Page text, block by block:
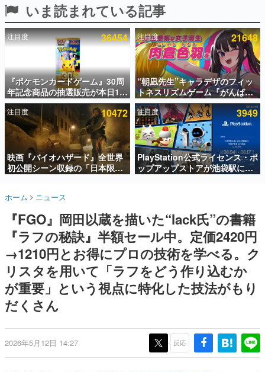
ピックアップ
電ファミのいま読まれている記事ランキング
アプリセール情報
インタビュー
連載・特集一覧
殿堂入り記事
SNS拡散数が数千以上！ ページビュー数万以上！ などな
ど。多くの人々に読まれた、電ファミ渾身の“殿堂入り”記
事をまとめました。
名作ゲームクリエイターの方々に製作時のエピソードをお
きます。
赫本
この物語を解いてはいけない。『赫本』は、〈試験問題〉
の形をした短編ホラー小説集です。
新世代に訊く
これからのデジタルゲーム市場を担う若きクリエイター達
ゲーム世代の作家たち
ゲームに多大な影響を受けた作家さんに取材し、ゲームが
日本のコンテンツ産業やカルチャーに与えた影響を探る企
画です。
いま読まれている記事
注目度 36454
『ポケモンカードゲーム』30周
年記念商品の抽選販売が本日12
時より開始。拡張パック「30th
CELEBRATION」のボックス
に、「プレミアムデッキセット
エーフィ・ブラッキー」
「FUTURISTIC BOX」の計3商
品
注目度 21648
“朝凪先生”キャラデザのフィッ
トネスリズムゲーム『がんば
れ！チアリズム』Steamストア
ページが公開。キャラクターの
CVは陽向葵ゅかさん
注目度 10472
映画『バイオハザード』全世界
初公開シーン収録の「日本限
定」予告映像が解禁。バイオの
「ラクーンシティ総合病院」へ
注目度 3949
PlayStation公式ライセンス・ポ
ップアップストアが池袋駅にて
期間限定で開催。夏のアパレル
ホーム ニュース
『FGO』岡田以蔵を描いた“lack氏”の書籍
『ラフの秘訣』半額セール中。定価2420円
→1210円とお得にプロの技術を学べる。ク
リスタを用いて「ラフをどう作り込むか
が重要」という視点に特化した技法がもり
だくさん
2026年5月12日 14:27 反応